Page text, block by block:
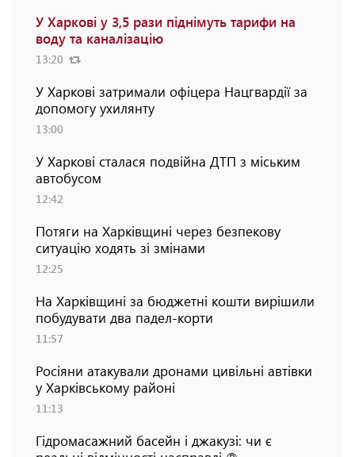
У Харкові у 3,5 рази піднімуть тарифи на
воду та каналізацію
13:20
У Харкові затримали офіцера Нацгвардії за
допомогу ухилянту
13:00
У Харкові сталася подвійна ДТП з міським
автобусом
12:42
Потяги на Харківщині через безпекову
ситуацію ходять зі змінами
12:25
На Харківщині за бюджетні кошти вирішили
побудувати два падел-корти
11:57
Росіяни атакували дронами цивільні автівки
у Харківському районі
11:13
Гідромасажний басейн і джакузі: чи є